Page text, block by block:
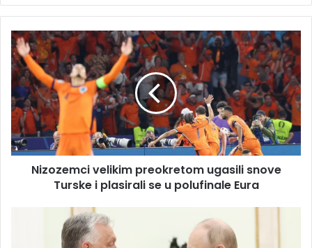
Nizozemci
velikim
preokretom
ugasili
snove
Turske
plasirali
se
Nizozemci velikim preokretom ugasili snove
Turske i plasirali se u polufinale Eura